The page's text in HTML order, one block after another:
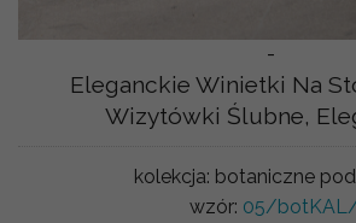
-
Eleganckie Winietki Na
Wizytówki Ślubne,
kolekcja: botaniczne
wzór: 05/